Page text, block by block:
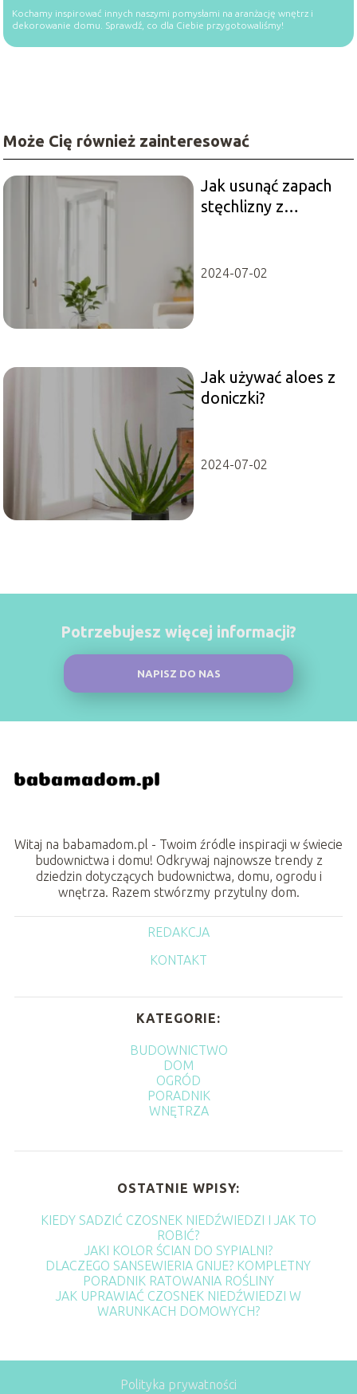
Kochamy inspirować innych naszymi pomysłami na aranżację wnętrz i
dekorowanie domu. Sprawdź, co dla Ciebie przygotowaliśmy!
Może Cię również zainteresować
Jak usunąć zapach
stęchlizny z
2024-07-02
Jak używać aloes z
doniczki?
2024-07-02
Potrzebujesz więcej informacji?
NAPISZ DO NAS
Witaj na babamadom.pl - Twoim źródle inspiracji w świecie
budownictwa i domu! Odkrywaj najnowsze trendy z
dziedzin dotyczących budownictwa, domu, ogrodu i
wnętrza. Razem stwórzmy przytulny dom.
REDAKCJA
KONTAKT
KATEGORIE:
BUDOWNICTWO
DOM
OGRÓD
PORADNIK
WNĘTRZA
OSTATNIE WPISY:
KIEDY SADZIĆ CZOSNEK NIEDŹWIEDZI I JAK TO
ROBIĆ?
JAKI KOLOR ŚCIAN DO SYPIALNI?
DLACZEGO SANSEWIERIA GNIJE? KOMPLETNY
PORADNIK RATOWANIA ROŚLINY
JAK UPRAWIAĆ CZOSNEK NIEDŹWIEDZI W
WARUNKACH DOMOWYCH?
Polityka prywatności